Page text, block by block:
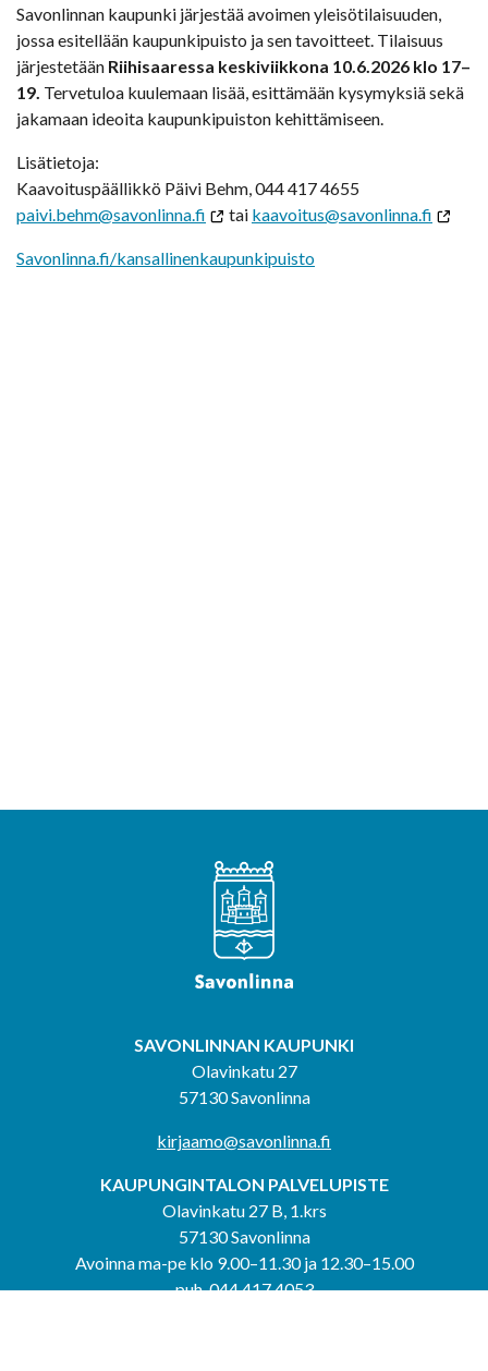
Savonlinnan kaupunki järjestää avoimen yleisötilaisuuden,
jossa esitellään kaupunkipuisto ja sen tavoitteet. Tilaisuus
järjestetään Riihisaaressa keskiviikkona 10.6.2026 klo 17–
19. Tervetuloa kuulemaan lisää, esittämään kysymyksiä sekä
jakamaan ideoita kaupunkipuiston kehittämiseen.
Lisätietoja:
Kaavoituspäällikkö Päivi Behm, 044 417 4655
paivi.behm@savonlinna.fi
tai kaavoitus@savonlinna.fi
Savonlinna.fi/kansallinenkaupunkipuisto
SAVONLINNAN KAUPUNKI
Olavinkatu 27
57130 Savonlinna
kirjaamo@savonlinna.fi
KAUPUNGINTALON PALVELUPISTE
Olavinkatu 27 B, 1.krs
57130 Savonlinna
Avoinna ma-pe klo 9.00–11.30 ja 12.30–15.00
puh. 044 417 4053